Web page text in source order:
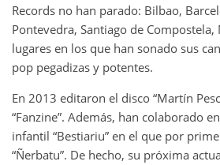
Records no han parado: Bilbao,
Pontevedra, Santiago de
lugares en los que han sonado sus
pop pegadizas y potentes.
En 2013 editaron el disco “Martín
“Fanzine”. Además, han colaborado
infantil “Bestiariu” en el que por
“Ñerbatu”. De hecho, su próxima